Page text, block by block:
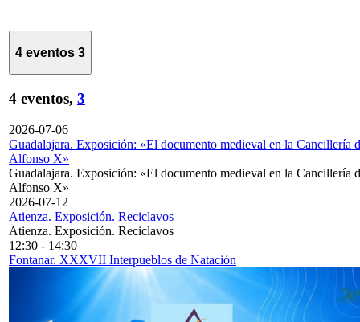
4 eventos 3
4 eventos, 3
2026-07-06
Guadalajara. Exposición: «El documento medieval en la Cancillería
Alfonso X»
Guadalajara. Exposición: «El documento medieval en la Cancillería
Alfonso X»
2026-07-12
Atienza. Exposición. Reciclavos
Atienza. Exposición. Reciclavos
12:30 - 14:30
Fontanar. XXXVII Interpueblos de Natación